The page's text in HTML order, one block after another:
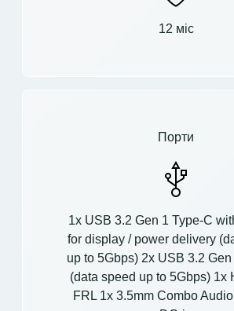
12 міс
Порти
1x USB 3.2 Gen 1 Type-C
for display / power delivery
up to 5Gbps) 2x USB 3.2
(data speed up to 5Gbps) 1x
FRL 1x 3.5mm Combo